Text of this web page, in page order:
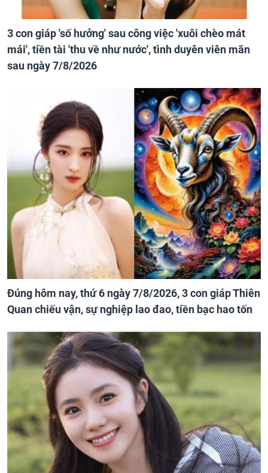
3 con giáp 'số hưởng' sau công việc 'xuôi chèo mát
mái', tiền tài 'thu về như nước', tình duyên viên mãn
sau ngày 7/8/2026
Đúng hôm nay, thứ 6 ngày 7/8/2026, 3 con giáp Thiên
Quan chiếu vận, sự nghiệp lao đao, tiền bạc hao tốn